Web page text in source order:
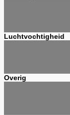
Luchtvochtigheid
Overig